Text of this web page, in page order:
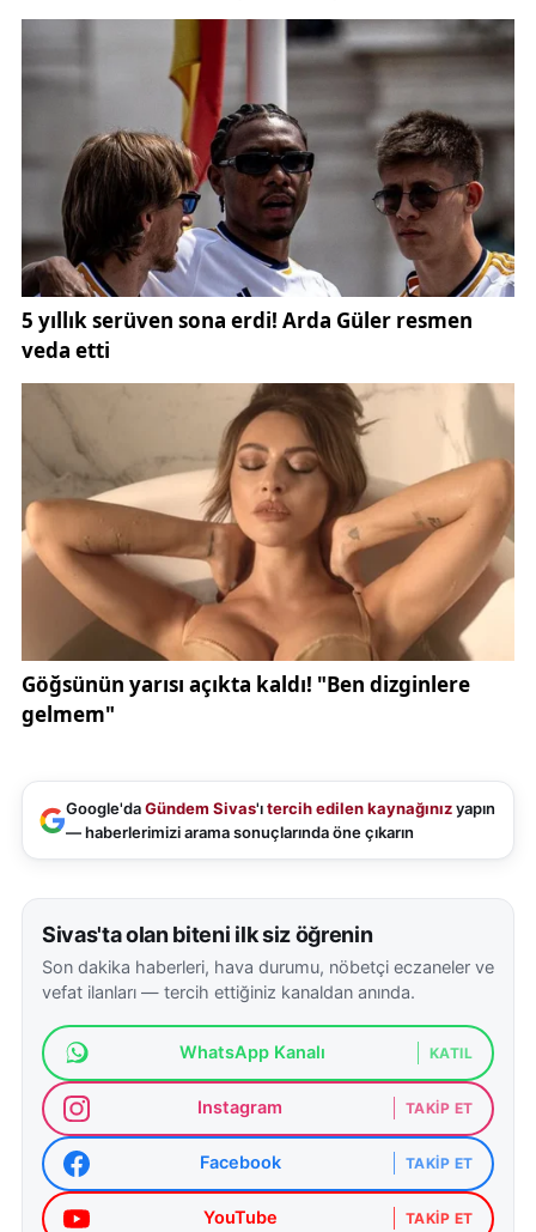
Google'daGündem Sivas'ıtercih edilen kaynağınızyapın
— haberlerimizi arama sonuçlarında öne çıkarın
Sivas'ta olan biteni ilk siz öğrenin
Son dakika haberleri, hava durumu, nöbetçi eczaneler ve
vefat ilanları — tercih ettiğiniz kanaldan anında.
WhatsApp Kanalı KATIL
Instagram TAKIP ET
Facebook TAKIP ET
YouTube TAKIP ET